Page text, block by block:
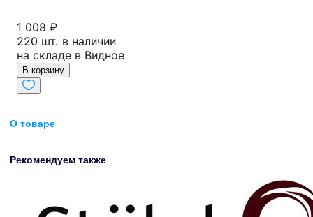
1 008 ₽
220 шт. в наличии
на складе в Видное
В корзину
О товаре
Рекомендуем также